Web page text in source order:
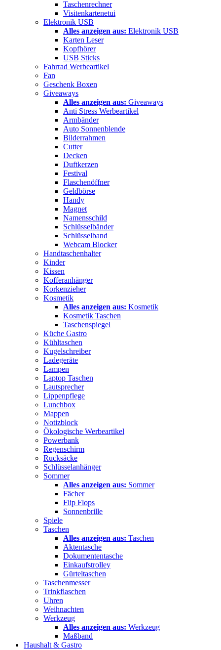
Taschenrechner
Visitenkartenetui
Elektronik USB
Alles anzeigen aus: Elektronik USB
Karten Leser
Kopfhörer
USB Sticks
Fahrrad Werbeartikel
Fan
Geschenk Boxen
Giveaways
Alles anzeigen aus: Giveaways
Anti Stress Werbeartikel
Armbänder
Auto Sonnenblende
Bilderrahmen
Cutter
Decken
Duftkerzen
Festival
Flaschenöffner
Geldbörse
Handy
Magnet
Namensschild
Schlüsselbänder
Schlüsselband
Webcam Blocker
Handtaschenhalter
Kinder
Kissen
Kofferanhänger
Korkenzieher
Kosmetik
Alles anzeigen aus: Kosmetik
Kosmetik Taschen
Taschenspiegel
Küche Gastro
Kühltaschen
Kugelschreiber
Ladegeräte
Lampen
Laptop Taschen
Lautsprecher
Lippenpflege
Lunchbox
Mappen
Notizblock
Ökologische Werbeartikel
Powerbank
Regenschirm
Rucksäcke
Schlüsselanhänger
Sommer
Alles anzeigen aus: Sommer
Fächer
Flip Flops
Sonnenbrille
Spiele
Taschen
Alles anzeigen aus: Taschen
Aktentasche
Dokumententasche
Einkaufstrolley
Gürteltaschen
Taschenmesser
Trinkflaschen
Uhren
Weihnachten
Werkzeug
Alles anzeigen aus: Werkzeug
Maßband
Haushalt & Gastro